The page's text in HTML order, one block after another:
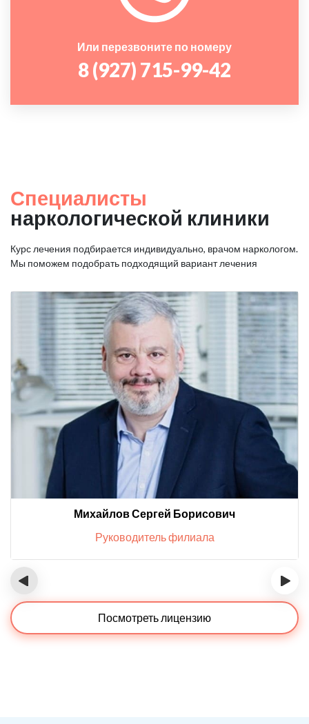
Или перезвоните по номеру
8 (927) 715-99-42
Специалисты
наркологической клиники
Курс лечения подбирается индивидуально, врачом наркологом.
Мы поможем подобрать подходящий вариант лечения
Михайлов Сергей Борисович
Руководитель филиала
‹ ›
Посмотреть лицензию